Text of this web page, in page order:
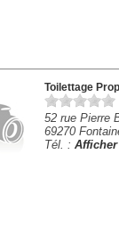
Toilettage
52 rue Pierre
69270
Tél. :